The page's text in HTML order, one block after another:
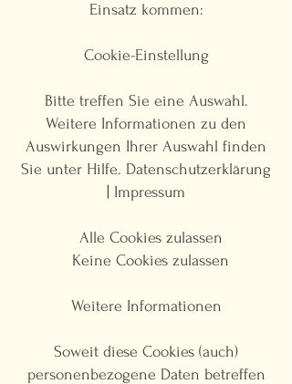
Einsatz kommen:
Cookie-Einstellung
Bitte treffen Sie eine Auswahl.
Weitere Informationen zu den
Auswirkungen Ihrer Auswahl finden
Sie unter Hilfe. Datenschutzerklärung
| Impressum
Alle Cookies zulassen
Keine Cookies zulassen
Weitere Informationen
Soweit diese Cookies (auch)
personenbezogene Daten betreffen